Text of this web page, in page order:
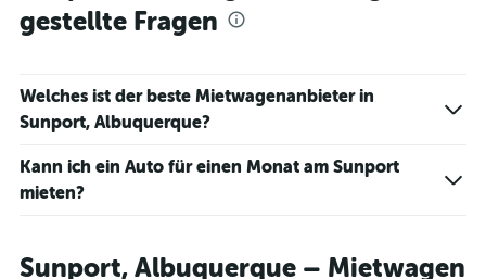
gestellte Fragen
Welches ist der beste Mietwagenanbieter in
Sunport, Albuquerque?
Kann ich ein Auto für einen Monat am Sunport
mieten?
Sunport, Albuquerque – Mietwagen